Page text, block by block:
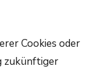
Cookies oder
zukünftiger